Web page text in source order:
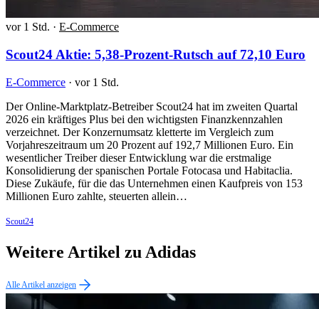
vor 1 Std. · E-Commerce
Scout24 Aktie: 5,38-Prozent-Rutsch auf 72,10 Euro
E-Commerce · vor 1 Std.
Der Online-Marktplatz-Betreiber Scout24 hat im zweiten Quartal
2026 ein kräftiges Plus bei den wichtigsten Finanzkennzahlen
verzeichnet. Der Konzernumsatz kletterte im Vergleich zum
Vorjahreszeitraum um 20 Prozent auf 192,7 Millionen Euro. Ein
wesentlicher Treiber dieser Entwicklung war die erstmalige
Konsolidierung der spanischen Portale Fotocasa und Habitaclia.
Diese Zukäufe, für die das Unternehmen einen Kaufpreis von 153
Millionen Euro zahlte, steuerten allein…
Scout24
Weitere Artikel zu Adidas
Alle Artikel anzeigen